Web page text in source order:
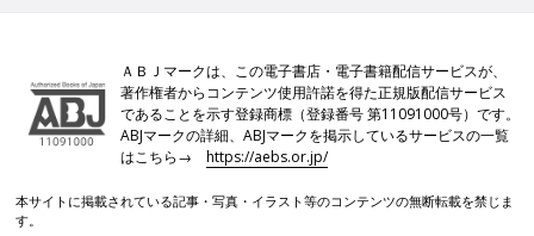
ＡＢＪマークは、この電子書店・電子書籍配信サービスが、
著作権者からコンテンツ使用許諾を得た正規版配信サービス
であることを示す登録商標（登録番号 第11091000号）です。
ABJマークの詳細、ABJマークを掲示しているサービスの一覧
はこちら→https://aebs.or.jp/
本サイトに掲載されている記事・写真・イラスト等のコンテンツの無断転載を禁じま
す。